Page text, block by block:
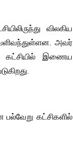
விலகிய
அவர்
கட்சியில் இணைய
பல்வேறு கட்சிகளில்